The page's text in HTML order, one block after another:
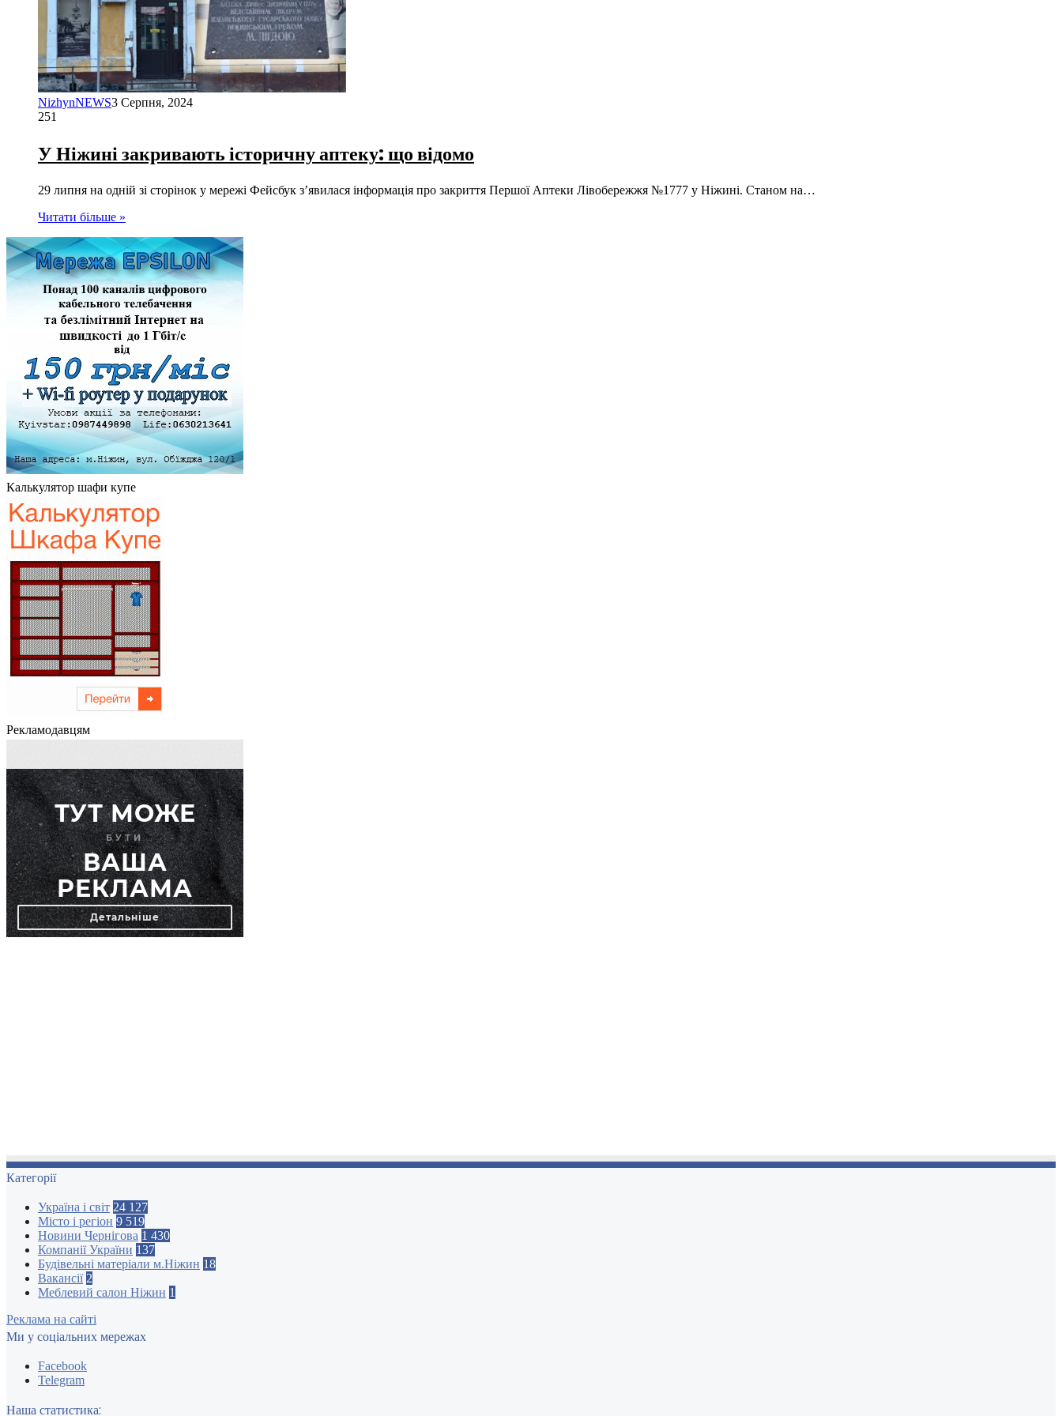
NizhynNEWS3 Серпня, 2024
251
У Ніжині закривають історичну аптеку: що відомо
29 липня на одній зі сторінок у мережі Фейсбук з’явилася інформація про закриття Першої Аптеки Лівобережжя №1777 у Ніжині. Станом на…
Читати більше »
Калькулятор шафи купе
Рекламодавцям
Категорії
Україна і світ 24 127
Місто і регіон 9 519
Новини Чернігова 1 430
Компанії України 137
Будівельні матеріали м.Ніжин 18
Вакансії 2
Меблевий салон Ніжин 1
Реклама на сайті
Ми у соціальних мережах
Facebook
Telegram
Наша статистика: